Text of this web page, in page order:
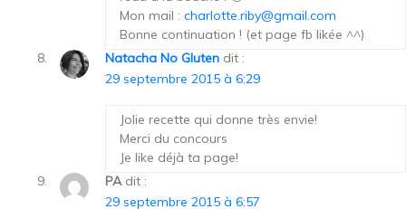
Mon mail : charlotte.riby@gmail.com
Bonne continuation ! (et page fb likée ^^)
Natacha No Gluten dit :
29 septembre 2015 à 6:29
Jolie recette qui donne très envie!
Merci du concours
Je like déjà ta page!
PA dit :
29 septembre 2015 à 6:57